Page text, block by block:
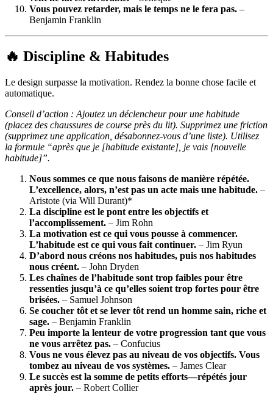
Vous pouvez retarder, mais le temps ne le fera pas. –
Benjamin Franklin
🔥 Discipline & Habitudes
Le design surpasse la motivation. Rendez la bonne chose facile et
automatique.
Conseil d’action : Ajoutez un déclencheur pour une habitude
(placez des chaussures de course près du lit). Supprimez une friction
(supprimez une application, désabonnez-vous d’une liste). Utilisez
la formule “après que je [habitude existante], je vais [nouvelle
habitude]”.
Nous sommes ce que nous faisons de manière répétée.
L’excellence, alors, n’est pas un acte mais une habitude. –
Aristote (via Will Durant)*
La discipline est le pont entre les objectifs et
l’accomplissement. – Jim Rohn
La motivation est ce qui vous pousse à commencer.
L’habitude est ce qui vous fait continuer. – Jim Ryun
D’abord nous créons nos habitudes, puis nos habitudes
nous créent. – John Dryden
Les chaînes de l’habitude sont trop faibles pour être
ressenties jusqu’à ce qu’elles soient trop fortes pour être
brisées. – Samuel Johnson
Se coucher tôt et se lever tôt rend un homme sain, riche et
sage. – Benjamin Franklin
Peu importe la lenteur de votre progression tant que vous
ne vous arrêtez pas. – Confucius
Vous ne vous élevez pas au niveau de vos objectifs. Vous
tombez au niveau de vos systèmes. – James Clear
Le succès est la somme de petits efforts—répétés jour
après jour. – Robert Collier